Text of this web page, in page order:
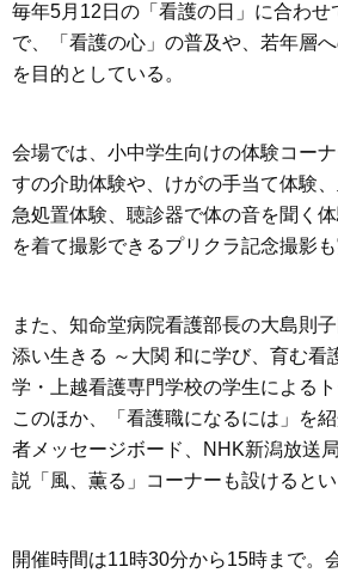
毎年5月12日の「看護の日」に合わせ
で、「看護の心」の普及や、若年層
を目的としている。
会場では、小中学生向けの体験コー
すの介助体験や、けがの手当て体験
急処置体験、聴診器で体の音を聞く
を着て撮影できるプリクラ記念撮影も
また、知命堂病院看護部長の大島則
添い生きる ～大関 和に学び、育む看
学・上越看護専門学校の学生によるト
このほか、「看護職になるには」を
者メッセージボード、NHK新潟放送
説「風、薫る」コーナーも設けるとい
開催時間は11時30分から15時まで。